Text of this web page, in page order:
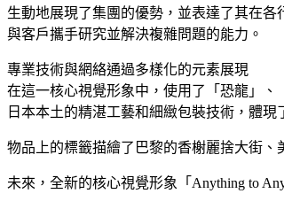
生動地展現了集團的優勢，並表達了其在各
與客戶攜手研究並解決複雜問題的能力。
專業技術與網絡通過多樣化的元素展現
在這一核心視覺形象中，使用了「恐龍」
日本本土的精湛工藝和細緻包裝技術，體
物品上的標籤描繪了巴黎的香榭麗捨大街
未來，全新的核心視覺形象「Anything to